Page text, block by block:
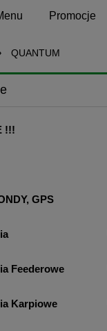
Promocje
QUANTUM
!!!
GPS
Feederowe
Karpiowe